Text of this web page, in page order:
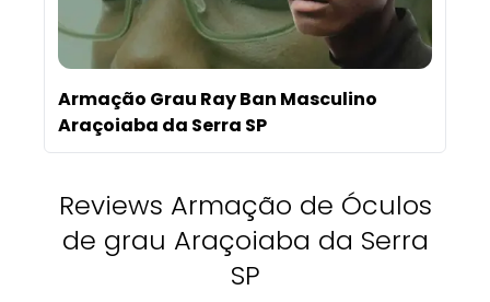
Armação Grau Ray Ban Masculino
Araçoiaba da Serra SP
Reviews Armação de Óculos
de grau Araçoiaba da Serra
SP